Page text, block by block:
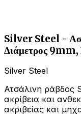
Silver Steel -
Διάμετρος
Silver Steel
Ατσάλινη ράβδος
ακρίβεια και
ακριβείας και